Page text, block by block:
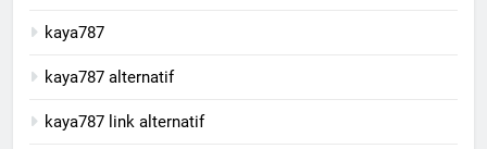
kaya787
kaya787 alternatif
kaya787 link alternatif